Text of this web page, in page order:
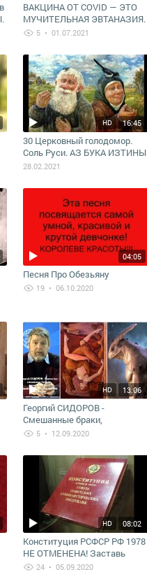
ВАКЦИНА ОТ COVID — ЭТО
МУЧИТЕЛЬНАЯ ЭВТАНАЗИЯ.
ДОКТОР-КРИМИНАЛИСТ
5 • 01.07.2021
16:45
HD
30 Церковный голодомор.
Соль Руси. АЗ БУКА ИЗТИНЫ
28.02.2021
04:05
Песня Про Обезьяну
19 • 06.10.2020
13:06
HD
Георгий СИДОРОВ -
Смешанные браки,
кровосмешение - Подлость
либероидов
5 • 12.09.2020
08:02
HD
Конституция РСФСР РФ 1978
НЕ ОТМЕНЕНА! Заставь
чиновников РФ соблюдать
24 • 05.09.2020